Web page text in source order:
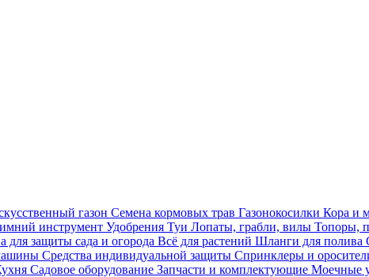
газон Семена кормовых трав Газонокосилки Кора и
инструмент Удобрения Туи Лопаты, грабли, вилы Топоры,
для защиты сада и огорода Всё для растений Шланги для полива
Средства индивидуальной защиты Спринклеры и
Садовое оборудование Запчасти и комплектующие Моечные